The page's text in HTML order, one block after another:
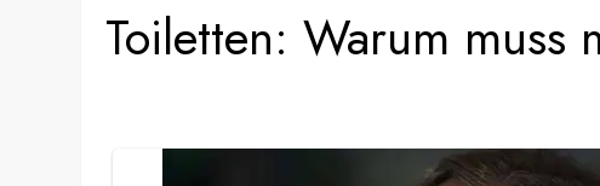
Toiletten: Warum muss